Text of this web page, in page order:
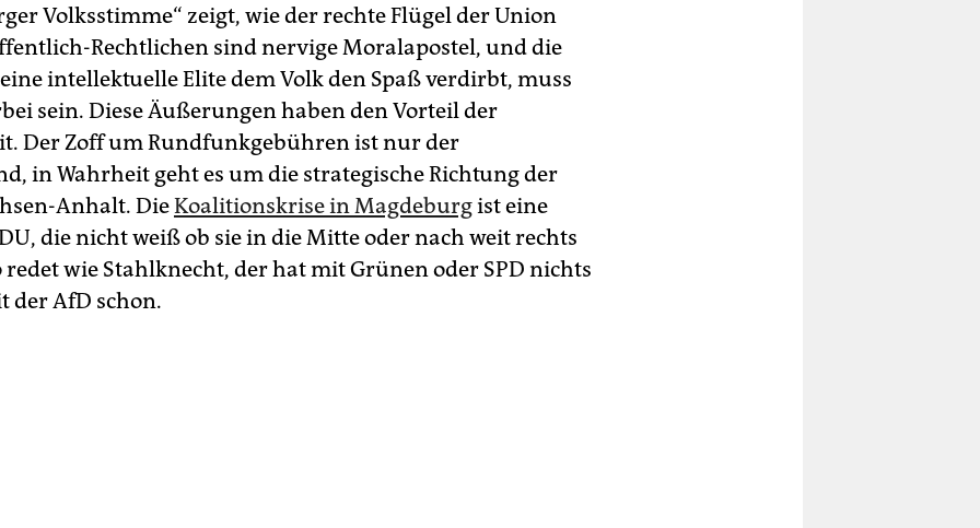
Volksstimme“ zeigt, wie der rechte Flügel der Union
Rechtlichen sind nervige Moralapostel, und die
intellektuelle Elite dem Volk den Spaß verdirbt, muss
sein. Diese Äußerungen haben den Vorteil der
Der Zoff um Rundfunkgebühren ist nur der
in Wahrheit geht es um die strategische Richtung der
Anhalt. DieKoalitionskrise in Magdeburgist eine
die nicht weiß ob sie in die Mitte oder nach weit rechts
redet wie Stahlknecht, der hat mit Grünen oder SPD nichts
der AfD schon.